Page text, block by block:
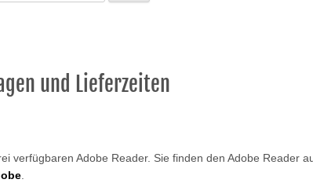
und Lieferzeiten
verfügbaren Adobe Reader. Sie finden den Adobe Reader